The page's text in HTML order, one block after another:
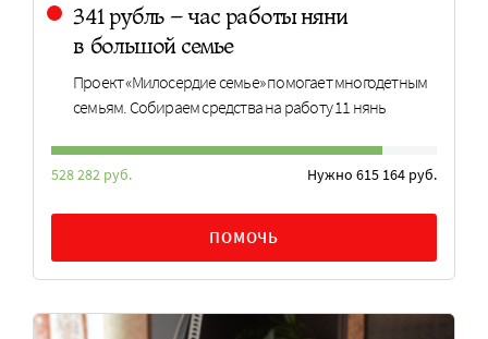
341 рубль – час работы няни
в большой семье
Проект «Милосердие семье» помогает многодетным
семьям. Собираем средства на работу 11 нянь
528 282 руб. Нужно 615 164 руб.
ПОМОЧЬ